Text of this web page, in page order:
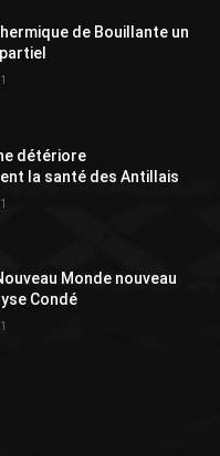
de Bouillante un
détériore
la santé des Antillais
Monde nouveau
Condé